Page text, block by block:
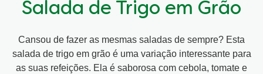
Salada de Trigo em Grão
Cansou de fazer as mesmas saladas de sempre? Esta
salada de trigo em grão é uma variação interessante para
as suas refeições. Ela é saborosa com cebola, tomate e